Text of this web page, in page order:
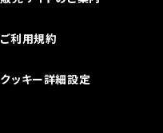
ご利用規約
クッキー詳細設定